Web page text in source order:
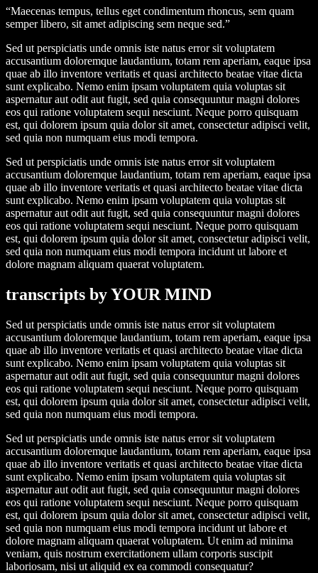
“Maecenas tempus, tellus eget condimentum rhoncus, sem quam
semper libero, sit amet adipiscing sem neque sed.”
Sed ut perspiciatis unde omnis iste natus error sit voluptatem
accusantium doloremque laudantium, totam rem aperiam, eaque ipsa
quae ab illo inventore veritatis et quasi architecto beatae vitae dicta
sunt explicabo. Nemo enim ipsam voluptatem quia voluptas sit
aspernatur aut odit aut fugit, sed quia consequuntur magni dolores
eos qui ratione voluptatem sequi nesciunt. Neque porro quisquam
est, qui dolorem ipsum quia dolor sit amet, consectetur adipisci velit,
sed quia non numquam eius modi tempora.
Sed ut perspiciatis unde omnis iste natus error sit voluptatem
accusantium doloremque laudantium, totam rem aperiam, eaque ipsa
quae ab illo inventore veritatis et quasi architecto beatae vitae dicta
sunt explicabo. Nemo enim ipsam voluptatem quia voluptas sit
aspernatur aut odit aut fugit, sed quia consequuntur magni dolores
eos qui ratione voluptatem sequi nesciunt. Neque porro quisquam
est, qui dolorem ipsum quia dolor sit amet, consectetur adipisci velit,
sed quia non numquam eius modi tempora incidunt ut labore et
dolore magnam aliquam quaerat voluptatem.
transcripts by YOUR MIND
Sed ut perspiciatis unde omnis iste natus error sit voluptatem
accusantium doloremque laudantium, totam rem aperiam, eaque ipsa
quae ab illo inventore veritatis et quasi architecto beatae vitae dicta
sunt explicabo. Nemo enim ipsam voluptatem quia voluptas sit
aspernatur aut odit aut fugit, sed quia consequuntur magni dolores
eos qui ratione voluptatem sequi nesciunt. Neque porro quisquam
est, qui dolorem ipsum quia dolor sit amet, consectetur adipisci velit,
sed quia non numquam eius modi tempora.
Sed ut perspiciatis unde omnis iste natus error sit voluptatem
accusantium doloremque laudantium, totam rem aperiam, eaque ipsa
quae ab illo inventore veritatis et quasi architecto beatae vitae dicta
sunt explicabo. Nemo enim ipsam voluptatem quia voluptas sit
aspernatur aut odit aut fugit, sed quia consequuntur magni dolores
eos qui ratione voluptatem sequi nesciunt. Neque porro quisquam
est, qui dolorem ipsum quia dolor sit amet, consectetur adipisci velit,
sed quia non numquam eius modi tempora incidunt ut labore et
dolore magnam aliquam quaerat voluptatem. Ut enim ad minima
veniam, quis nostrum exercitationem ullam corporis suscipit
laboriosam, nisi ut aliquid ex ea commodi consequatur?